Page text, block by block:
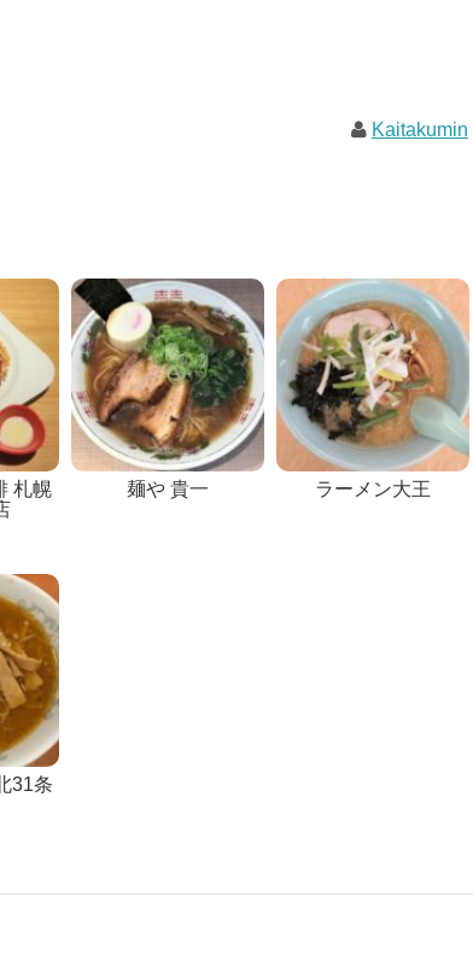
Kaitakumin
札幌
麺や 貴一 ラーメン大王
31条